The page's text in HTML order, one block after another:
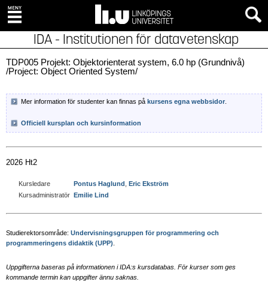
IDA - Institutionen för datavetenskap
TDP005 Projekt: Objektorienterat system, 6.0 hp (Grundnivå)
/Project: Object Oriented System/
Mer information för studenter kan finnas på kursens egna webbsidor
Officiell kursplan och kursinformation
2026 Ht2
Kursledare Pontus Haglund Eric Ekström
Kursadministratör Emilie Lind
Studierektorsområde: Undervisningsgruppen för programmering och
programmeringens didaktik (UPP)
Uppgifterna baseras på informationen i IDA:s kursdatabas. För kurser som ges
kommande termin kan uppgifter ännu saknas.